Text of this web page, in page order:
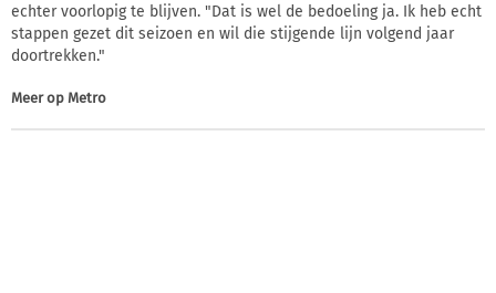
echter voorlopig te blijven. "Dat is wel de bedoeling ja. Ik heb echt
stappen gezet dit seizoen en wil die stijgende lijn volgend jaar
doortrekken."
Meer op Metro